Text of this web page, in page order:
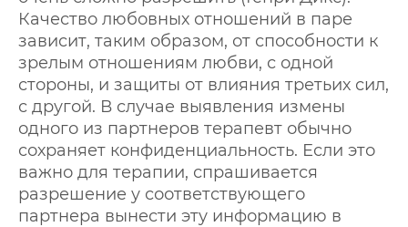
Качество любовных отношений в паре
зависит, таким образом, от способности к
зрелым отношениям любви, с одной
стороны, и защиты от влияния третьих сил,
с другой. В случае выявления измены
одного из партнеров терапевт обычно
сохраняет конфиденциальность. Если это
важно для терапии, спрашивается
разрешение у соответствующего
партнера вынести эту информацию в